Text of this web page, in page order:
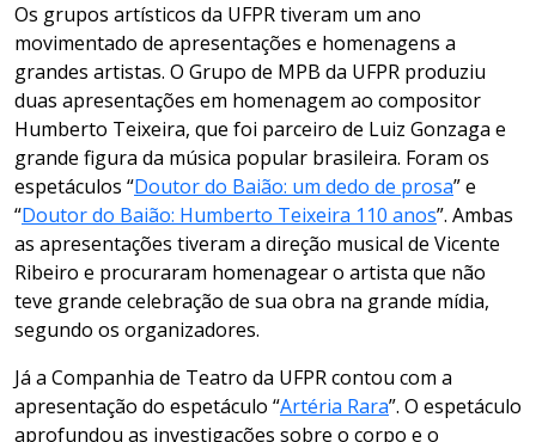
Os grupos artísticos da UFPR tiveram um ano
movimentado de apresentações e homenagens a
grandes artistas. O Grupo de MPB da UFPR produziu
duas apresentações em homenagem ao compositor
Humberto Teixeira, que foi parceiro de Luiz Gonzaga e
grande figura da música popular brasileira. Foram os
espetáculos “Doutor do Baião: um dedo de prosa” e
“Doutor do Baião: Humberto Teixeira 110 anos”. Ambas
as apresentações tiveram a direção musical de Vicente
Ribeiro e procuraram homenagear o artista que não
teve grande celebração de sua obra na grande mídia,
segundo os organizadores.
Já a Companhia de Teatro da UFPR contou com a
apresentação do espetáculo “Artéria Rara”. O espetáculo
aprofundou as investigações sobre o corpo e o